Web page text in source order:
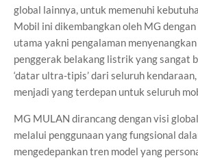
global lainnya, untuk memenuhi
Mobil ini dikembangkan oleh MG
utama yakni pengalaman
penggerak belakang listrik yang sangat
‘datar ultra-tipis’ dari seluruh
menjadi yang terdepan untuk seluruh
MG MULAN dirancang dengan visi
melalui penggunaan yang fungsional
mengedepankan tren model yang